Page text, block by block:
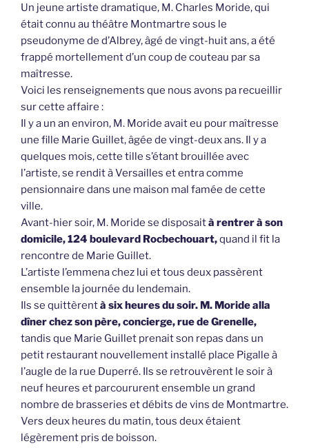
Un jeune artiste dramatique, M. Charles Moride, qui
était connu au théâtre Montmartre sous le
pseudonyme de d’Albrey, âgé de vingt-huit ans, a été
frappé mortellement d’un coup de couteau par sa
maîtresse.
Voici les renseignements que nous avons pa recueillir
sur cette affaire :
Il y a un an environ, M. Moride avait eu pour maîtresse
une fille Marie Guillet, âgée de vingt-deux ans. Il y a
quelques mois, cette tille s’étant brouillée avec
l’artiste, se rendit à Versailles et entra comme
pensionnaire dans une maison mal famée de cette
ville.
Avant-hier soir, M. Moride se disposaità rentrer à son
domicile, 124 boulevard Rocbechouart,quand il fit la
rencontre de Marie Guillet.
L’artiste l’emmena chez lui et tous deux passèrent
ensemble la journée du lendemain.
Ils se quittèrentà six heures du soir. M. Moride alla
dîner chez son père, concierge, rue de Grenelle,
tandis que Marie Guillet prenait son repas dans un
petit restaurant nouvellement installé place Pigalle à
l’augle de la rue Duperré. Ils se retrouvèrent le soir à
neuf heures et parcoururent ensemble un grand
nombre de brasseries et débits de vins de Montmartre.
Vers deux heures du matin, tous deux étaient
légèrement pris de boisson.